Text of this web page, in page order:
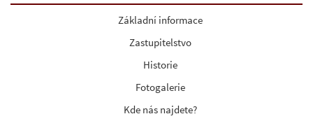
Základní informace
Zastupitelstvo
Historie
Fotogalerie
Kde nás najdete?